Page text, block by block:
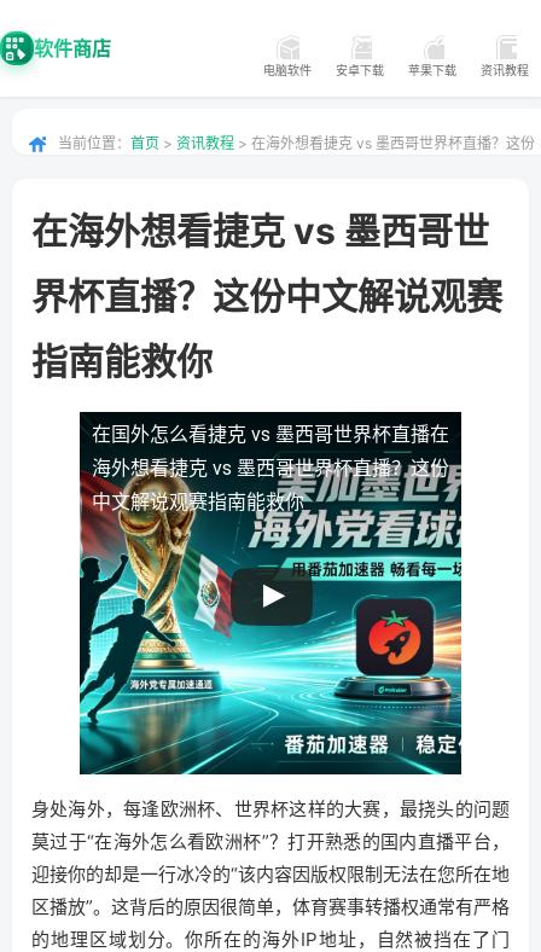
软件商店
电脑软件 安卓下载 苹果下载 资讯教程
当前位置： 首页 > 资讯教程 > 在海外想看捷克 vs 墨西哥世界杯直播？这份
在海外想看捷克 vs 墨西哥世
界杯直播？这份中文解说观赛
指南能救你
在国外怎么看捷克 vs 墨西哥世界杯直播在
海外想看捷克 vs 墨西哥世界杯直播？这份
中文解说观赛指南能救你
身处海外，每逢欧洲杯、世界杯这样的大赛，最挠头的问题
莫过于“在海外怎么看欧洲杯”？打开熟悉的国内直播平台，
迎接你的却是一行冰冷的“该内容因版权限制无法在您所在地
区播放”。这背后的原因很简单，体育赛事转播权通常有严格
的地理区域划分。你所在的海外IP地址，自然被挡在了门